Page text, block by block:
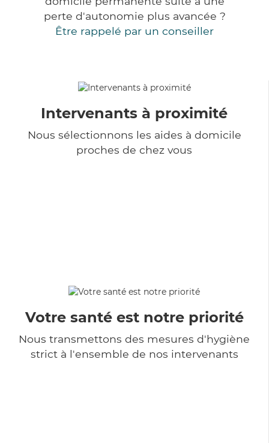
perte d'autonomie plus avancée ?
Être rappelé par un conseiller
Intervenants à proximité
Nous sélectionnons les aides à domicile
proches de chez vous
Votre santé est notre priorité
Nous transmettons des mesures d'hygiène
strict à l'ensemble de nos intervenants